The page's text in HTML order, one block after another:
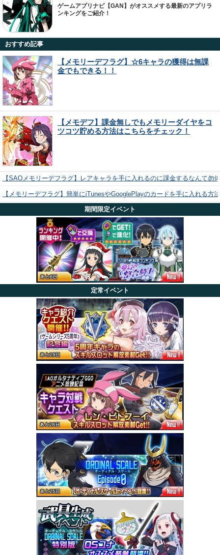
ゲームアプリナビ【GAN】がオススメする最新のアプリラ
ンキングをご紹介！
おすすめ記事
【メモリーデフラグ】☆6キャラの獲得は無課
金でもできる！！
【メモデフ】課金無しでもメモリーダイヤをコ
ツコツ貯める方法はこちらをチェック！
【SAOメモリーデフラグ】レアキャラを手に入れるのに課金するなんて勿
【メモリーデフラグ】簡単にiTunesやGooglePlayのカードを手に入れる方
期間限定イベント
定常イベント